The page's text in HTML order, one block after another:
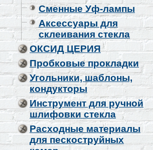
Сменные Уф-лампы
Аксессуары для
склеивания стекла
ОКСИД ЦЕРИЯ
Пробковые прокладки
Угольники, шаблоны,
кондукторы
Инструмент для ручной
шлифовки стекла
Расходные материалы
для пескоструйных